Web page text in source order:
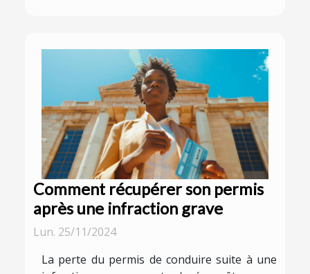
Comment récupérer son permis
après une infraction grave
Lun. 25/11/2024
La perte du permis de conduire suite à une